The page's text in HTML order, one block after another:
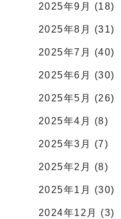
2025年9月 (18)
2025年8月 (31)
2025年7月 (40)
2025年6月 (30)
2025年5月 (26)
2025年4月 (8)
2025年3月 (7)
2025年2月 (8)
2025年1月 (30)
2024年12月 (3)